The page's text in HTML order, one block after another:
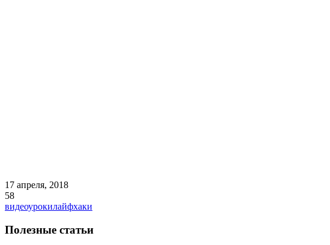
17 апреля, 2018
58
видеоурокилайфхаки
Полезные статьи